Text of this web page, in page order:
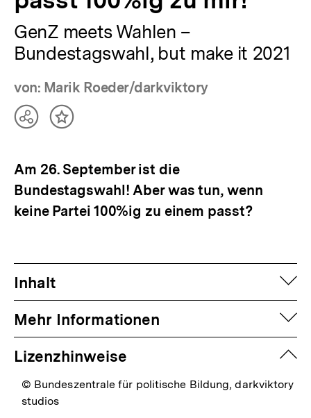
GenZ meets Wahlen –
Bundestagswahl, but make it 2021
von: Marik Roeder/darkviktory
TeilenInhalt
Am 26. September ist die
Bundestagswahl! Aber was tun, wenn
keine Partei 100%ig zu einem passt?
Inhalt
Mehr Informationen
Lizenzhinweise
© Bundeszentrale für politische Bildung, darkviktory
studios